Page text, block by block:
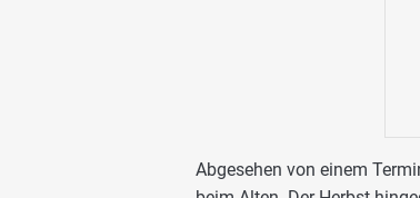
Abgesehen von einem